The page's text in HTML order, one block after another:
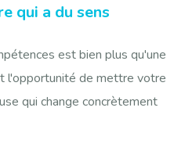
qui a du sens
est bien plus qu'une
l'opportunité de mettre votre
qui change concrètement